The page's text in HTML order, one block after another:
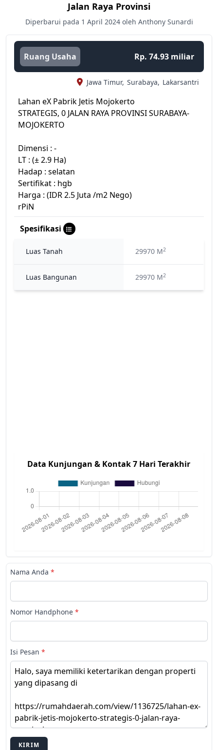
Jalan Raya Provinsi
Diperbarui pada 1 April 2024 oleh Anthony Sunardi
Ruang Usaha Rp. 74.93 miliar
Jawa Timur, Surabaya, Lakarsantri
Lahan eX Pabrik Jetis Mojokerto
STRATEGIS, 0 JALAN RAYA PROVINSI SURABAYA-
MOJOKERTO
Dimensi : -
LT : (± 2.9 Ha)
Hadap : selatan
Sertifikat : hgb
Harga : (IDR 2.5 Juta /m2 Nego)
rPiN
Spesifikasi
Luas Tanah 29970 M2
Luas Bangunan 29970 M2
Data Kunjungan & Kontak 7 Hari Terakhir
Nama Anda *
Nomor Handphone *
Isi Pesan *
KIRIM